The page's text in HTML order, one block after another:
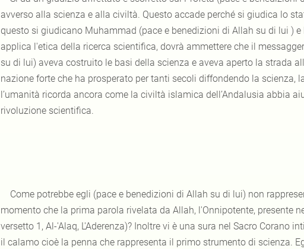
avverso alla scienza e alla civiltà. Questo accade perché si giudica lo
questo si giudicano Muhammad (pace e benedizioni di Allah su di lui ) e
applica l'etica della ricerca scientifica, dovrà ammettere che il
su di lui) aveva costruito le basi della scienza e aveva aperto la strada
nazione forte che ha prosperato per tanti secoli diffondendo la scienza,
l’umanità ricorda ancora come la civiltà islamica dell’Andalusia abbia
rivoluzione scientifica.
Come potrebbe egli (pace e benedizioni di Allah su di lui) non
momento che la prima parola rivelata da Allah, l'Onnipotente, presente
versetto 1, Al-'Alaq, L'Aderenza)? Inoltre vi è una sura nel Sacro Corano
il calamo cioè la penna che rappresenta il primo strumento di scienza.